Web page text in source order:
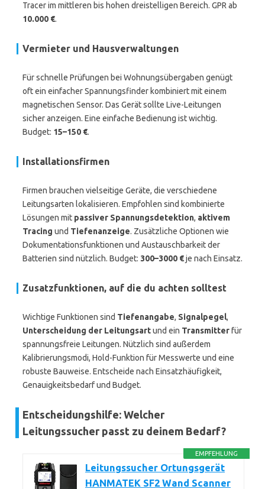
Tracer im mittleren bis hohen dreistelligen Bereich. GPR ab
10.000 €.
Vermieter und Hausverwaltungen
Für schnelle Prüfungen bei Wohnungsübergaben genügt
oft ein einfacher Spannungsfinder kombiniert mit einem
magnetischen Sensor. Das Gerät sollte Live-Leitungen
sicher anzeigen. Eine einfache Bedienung ist wichtig.
Budget: 15–150 €.
Installationsfirmen
Firmen brauchen vielseitige Geräte, die verschiedene
Leitungsarten lokalisieren. Empfohlen sind kombinierte
Lösungen mit passiver Spannungsdetektion, aktivem
Tracing und Tiefenanzeige. Zusätzliche Optionen wie
Dokumentationsfunktionen und Austauschbarkeit der
Batterien sind nützlich. Budget: 300–3000 €je nach Einsatz.
Zusatzfunktionen, auf die du achten solltest
Wichtige Funktionen sind Tiefenangabe, Signalpegel,
Unterscheidung der Leitungsartund ein Transmitterfür
spannungsfreie Leitungen. Nützlich sind außerdem
Kalibrierungsmodi, Hold-Funktion für Messwerte und eine
robuste Bauweise. Entscheide nach Einsatzhäufigkeit,
Genauigkeitsbedarf und Budget.
Entscheidungshilfe: Welcher
Leitungssucher passt zu deinem Bedarf?
EMPFEHLUNG
Leitungssucher Ortungsgerät
HANMATEK SF2 Wand Scanner